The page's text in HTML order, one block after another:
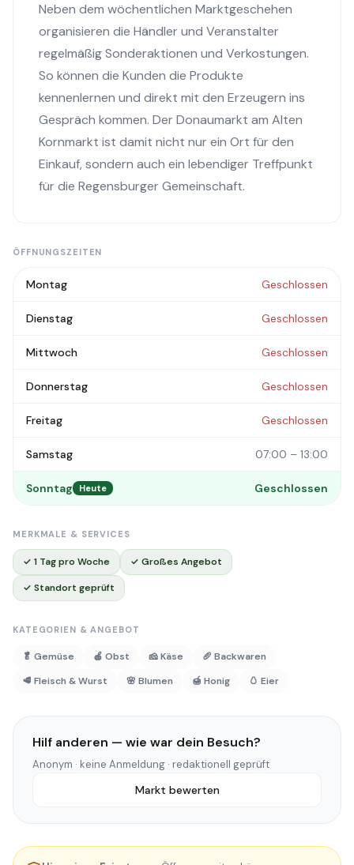
Neben dem wöchentlichen Marktgeschehen
organisieren die Händler und Veranstalter
regelmäßig Sonderaktionen und Verkostungen.
So können die Kunden die Produkte
kennenlernen und direkt mit den Erzeugern ins
Gespräch kommen. Der Donaumarkt am Alten
Kornmarkt ist damit nicht nur ein Ort für den
Einkauf, sondern auch ein lebendiger Treffpunkt
für die Regensburger Gemeinschaft.
ÖFFNUNGSZEITEN
Montag Geschlossen
Dienstag Geschlossen
Mittwoch Geschlossen
Donnerstag Geschlossen
Freitag Geschlossen
Samstag 07:00 – 13:00
Sonntag Heute Geschlossen
MERKMALE & SERVICES
✓ 1 Tag pro Woche ✓ Großes Angebot
✓ Standort geprüft
KATEGORIEN & ANGEBOT
🥬 Gemüse 🍎 Obst 🧀 Käse
🥖 Backwaren
🥩 Fleisch & Wurst
🌸 Blumen 🍯 Honig 🥚 Eier
Hilf anderen — wie war dein Besuch?
Anonym · keine Anmeldung · redaktionell geprüft
Markt bewerten